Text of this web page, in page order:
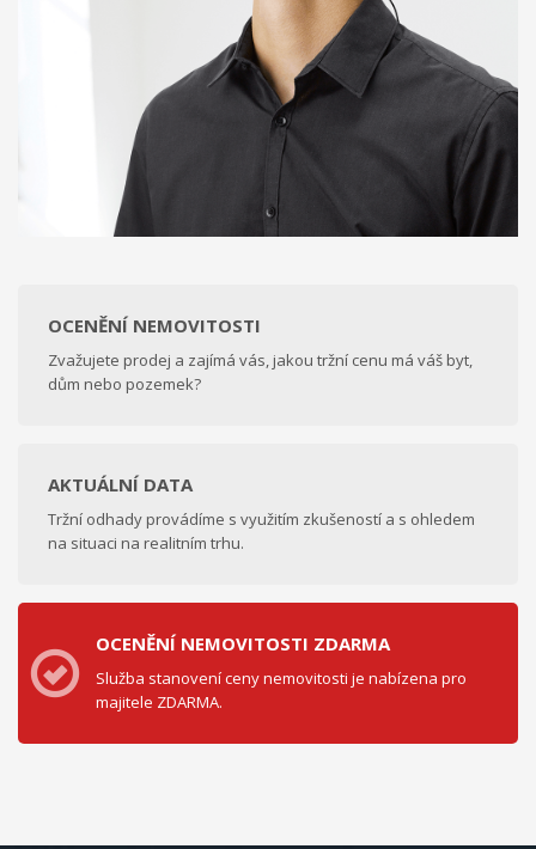
OCENĚNÍ NEMOVITOSTI
Zvažujete prodej a zajímá vás, jakou tržní cenu má váš byt,
dům nebo pozemek?
AKTUÁLNÍ DATA
Tržní odhady provádíme s využitím zkušeností a s ohledem
na situaci na realitním trhu.
OCENĚNÍ NEMOVITOSTI ZDARMA
Služba stanovení ceny nemovitosti je nabízena pro
majitele ZDARMA.